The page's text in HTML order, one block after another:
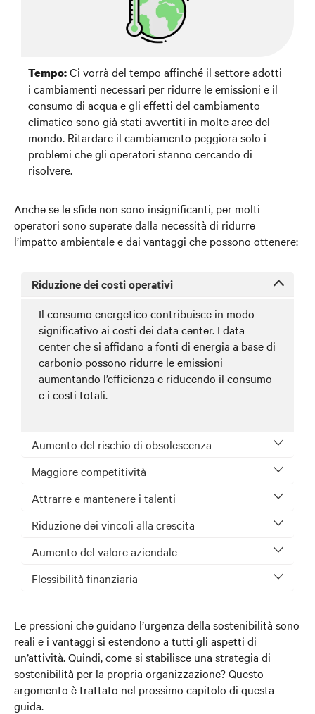
Tempo:Ci vorrà del tempo affinché il settore adotti
i cambiamenti necessari per ridurre le emissioni e il
consumo di acqua e gli effetti del cambiamento
climatico sono già stati avvertiti in molte aree del
mondo. Ritardare il cambiamento peggiora solo i
problemi che gli operatori stanno cercando di
risolvere.
Anche se le sfide non sono insignificanti, per molti
operatori sono superate dalla necessità di ridurre
l’impatto ambientale e dai vantaggi che possono ottenere:
Riduzione dei costi operativi
Il consumo energetico contribuisce in modo
significativo ai costi dei data center. I data
center che si affidano a fonti di energia a base di
carbonio possono ridurre le emissioni
aumentando l’efficienza e riducendo il consumo
e i costi totali.
Aumento del rischio di obsolescenza
Maggiore competitività
Attrarre e mantenere i talenti
Riduzione dei vincoli alla crescita
Aumento del valore aziendale
Flessibilità finanziaria
Le pressioni che guidano l’urgenza della sostenibilità sono
reali e i vantaggi si estendono a tutti gli aspetti di
un’attività. Quindi, come si stabilisce una strategia di
sostenibilità per la propria organizzazione? Questo
argomento è trattato nel prossimo capitolo di questa
guida.